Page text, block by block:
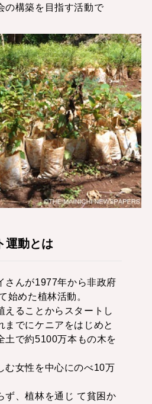
の構築を目指す活動で
運動とは
さんが1977年から非政府
始めた植林活動。
えることからスタートし
までにケニアをはじめと
土で約5100万本もの木を
む女性を中心にのべ10万
ず、植林を通じ て貧困か